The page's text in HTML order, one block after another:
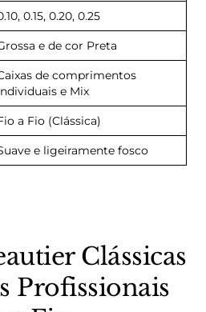
0.15, 0.20, 0.25
e de cor Preta
de comprimentos
e Mix
a Fio (Clássica)
e ligeiramente fosco
Clássicas
Profissionais